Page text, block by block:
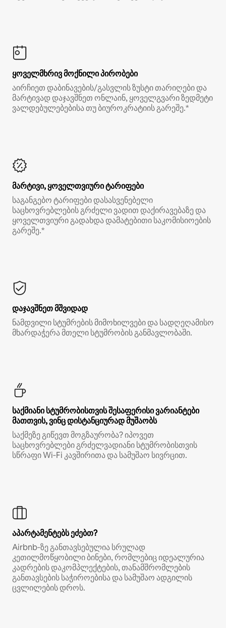
ყოველმხრივ მოქნილი პირობები
აირჩიეთ დაბინავების/გასვლის ზუსტი თარიღები და
მარტივად დაჯავშნეთ ონლაინ, ყოველგვარი ზედმეტი
ვალდებულებებისა თუ ბიუროკრატიის გარეშე.*
მარტივი, ყოველთვიური ტარიფები
საგანგებო ტარიფები დასასვენებელი
საცხოვრებლების გრძელი ვადით დაქირავებაზე და
ყოველთვიური გადახდა დამატებითი საკომისიოების
გარეშე.*
დაჯავშნეთ მშვიდად
ნამდვილი სტუმრების მიმოხილვები და სადღეღამისო
მხარდაჭერა მთელი სტუმრობის განმავლობაში.
საქმიანი სტუმრობისთვის შესაფერისი ვარიანტები
მათთვის, ვინც დისტანციურად მუშაობს
საქმეზე გიწევთ მოგზაურობა? იპოვეთ
საცხოვრებლები გრძელვადიანი სტუმრობისთვის
სწრაფი Wi‑Fi კავშირითა და სამუშაო სივრცით.
აპარტამენტებს ეძებთ?
Airbnb‑ზე განთავსებულია სრულად
კეთილმოწყობილი ბინები, რომლებიც იდეალურია
კადრების დაკომპლექტების, თანამშრომლების
განთავსების საჭიროებისა და სამუშაო ადგილის
ცვლილების დროს.